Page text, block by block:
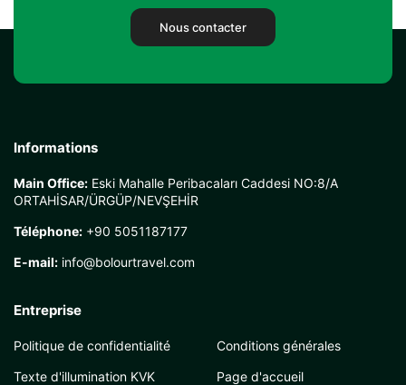
Nous contacter
Informations
Main Office: Eski Mahalle Peribacaları Caddesi NO:8/A
ORTAHİSAR/ÜRGÜP/NEVŞEHİR
Téléphone: +90 5051187177
E-mail: info@bolourtravel.com
Entreprise
Politique de confidentialité
Texte d'illumination KVK
Conditions générales
Page d'accueil